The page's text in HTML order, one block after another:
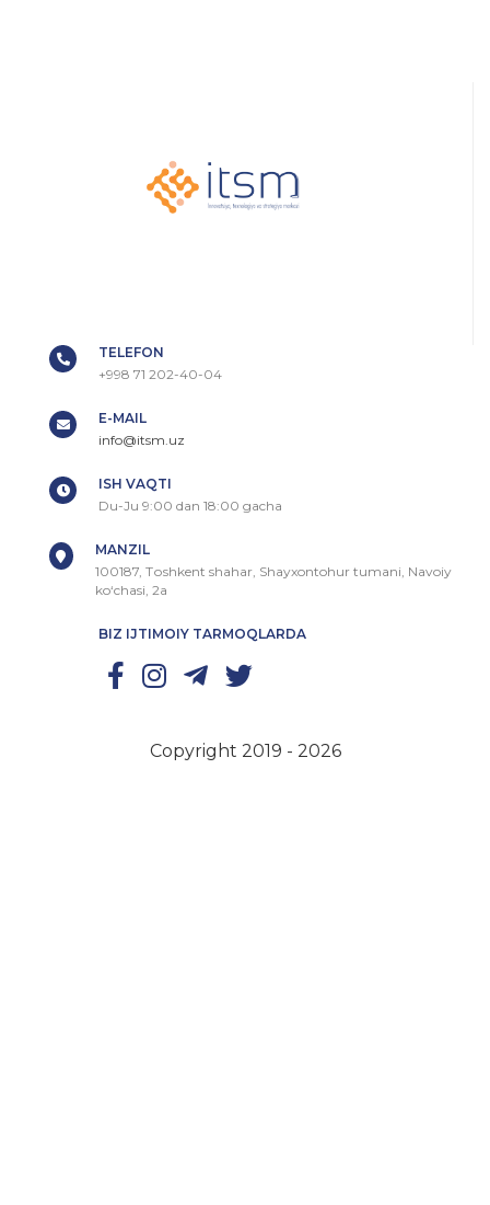
TELEFON
+998 71 202-40-04
E-MAIL
info@itsm.uz
ISH VAQTI
Du-Ju 9:00 dan 18:00 gacha
MANZIL
100187, Tоshkent shahar, Shayxontohur tumani, Navoiy
ko‘chasi, 2a
BIZ IJTIMOIY TARMOQLARDA
Copyright 2019 - 2026